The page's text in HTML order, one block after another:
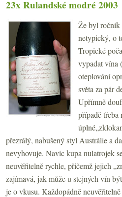
23x Rulandské modré 2003
Že byl ročník
netypický, o
Tropické
vypadat vína
oteplování
světa za pár
Upřímně
případě třeba
přezrálý, nabušený styl Austrálie a
nevyhovuje. Navíc kupa nulatrojek
neuvěřitelně rychle, přičemž jejich
zajímavá, jak může u stejných vín
je o vkusu. Každopádně